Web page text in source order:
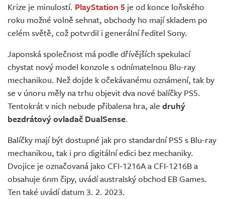
Živě
Krize je minulostí. PlayStation 5 je od konce loňského
roku možné volně sehnat, obchody ho mají skladem po
celém světě, což potvrdil i generální ředitel Sony.
Japonská společnost má podle dřívějších spekulací
chystat nový model konzole s odnímatelnou Blu-ray
mechanikou. Než dojde k očekávanému oznámení, tak by
se v únoru měly na trhu objevit dva nové balíčky PS5.
Tentokrát v nich nebude přibalena hra, ale druhý
bezdrátový ovladač DualSense.
Balíčky mají být dostupné jak pro standardní PS5 s Blu-ray
mechanikou, tak i pro digitální edici bez mechaniky.
Dvojice je označovaná jako CFI-1216A a CFI-1216B a
obsahuje 6nm čipy, uvádí australský obchod EB Games.
Ten také uvádí datum 3. 2. 2023.